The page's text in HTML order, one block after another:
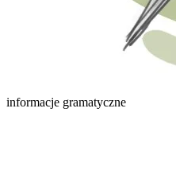
informacje gramatyczne